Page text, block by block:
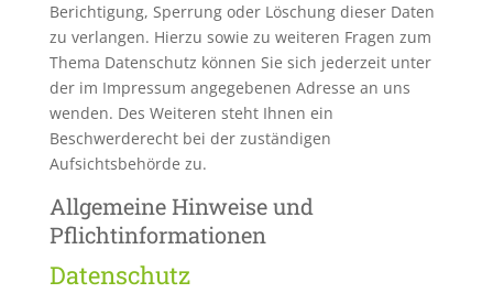
Berichtigung, Sperrung oder Löschung dieser Daten
zu verlangen. Hierzu sowie zu weiteren Fragen zum
Thema Datenschutz können Sie sich jederzeit unter
der im Impressum angegebenen Adresse an uns
wenden. Des Weiteren steht Ihnen ein
Beschwerderecht bei der zuständigen
Aufsichtsbehörde zu.
Allgemeine Hinweise und
Pflichtinformationen
Datenschutz